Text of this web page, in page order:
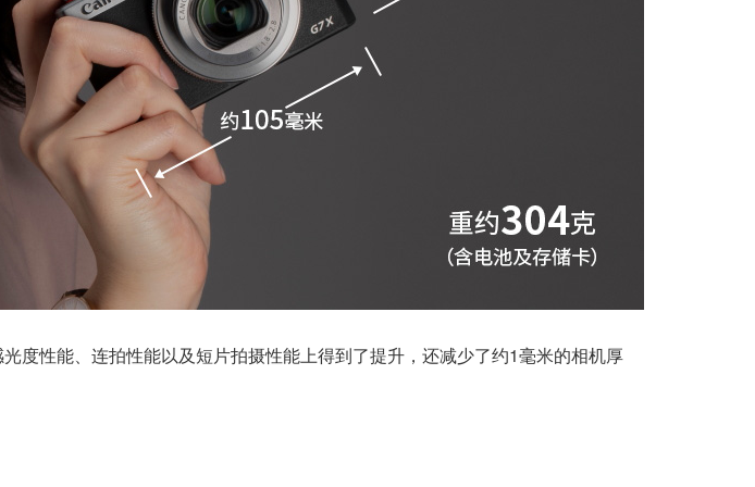
度性能、连拍性能以及短片拍摄性能上得到了提升，还减少了约1毫米的相机厚